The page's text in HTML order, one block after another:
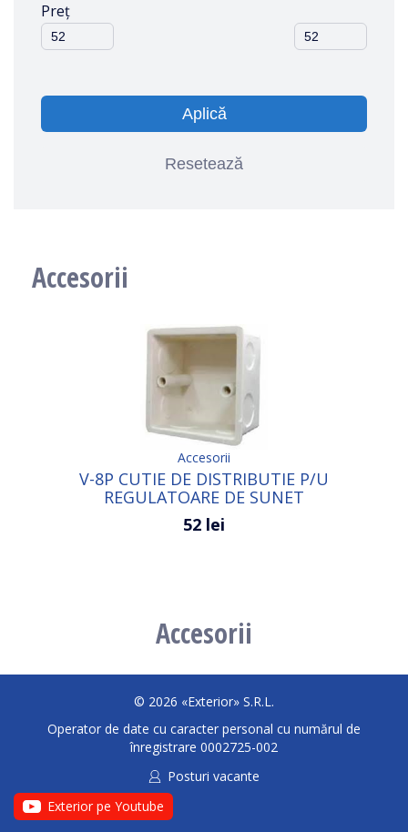
Preț
Aplică
Resetează
Accesorii
Accesorii
V-8P CUTIE DE DISTRIBUTIE P/U
REGULATOARE DE SUNET
52 lei
Accesorii
© 2026 «Exterior» S.R.L.
Operator de date cu caracter personal cu numărul de
înregistrare 0002725-002
Posturi vacante
Exterior pe Youtube